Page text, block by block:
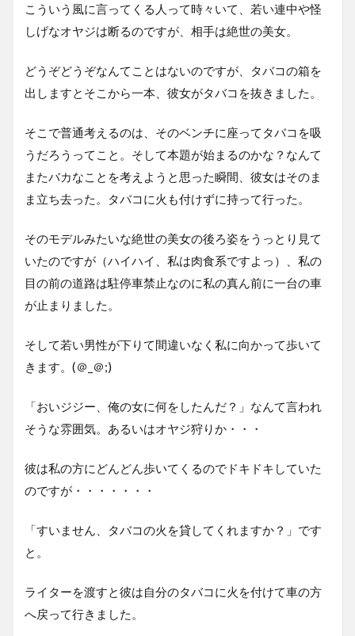
こういう風に言ってくる人って時々いて、若い連中や怪
しげなオヤジは断るのですが、相手は絶世の美女。
どうぞどうぞなんてことはないのですが、タバコの箱を
出しますとそこから一本、彼女がタバコを抜きました。
そこで普通考えるのは、そのベンチに座ってタバコを吸
うだろうってこと。そして本題が始まるのかな？なんて
またバカなことを考えようと思った瞬間、彼女はそのま
ま立ち去った。タバコに火も付けずに持って行った。
そのモデルみたいな絶世の美女の後ろ姿をうっとり見て
いたのですが（ハイハイ、私は肉食系ですよっ）、私の
目の前の道路は駐停車禁止なのに私の真ん前に一台の車
が止まりました。
そして若い男性が下りて間違いなく私に向かって歩いて
きます。(＠_＠;)
「おいジジー、俺の女に何をしたんだ？」なんて言われ
そうな雰囲気。あるいはオヤジ狩りか・・・
彼は私の方にどんどん歩いてくるのでドキドキしていた
のですが・・・・・・・
「すいません、タバコの火を貸してくれますか？」です
と。
ライターを渡すと彼は自分のタバコに火を付けて車の方
へ戻って行きました。